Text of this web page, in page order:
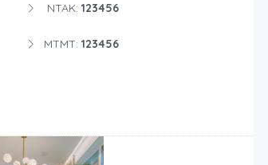
NTAK: 123456
MTMT: 123456